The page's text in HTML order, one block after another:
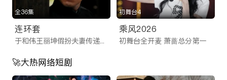
身在异国他乡，最让海外游子牵挂的往往是那一口熟悉的乡音和
家乡的文化脉搏。作为专为北美及全球用户量身打造的海外华人
影视网站，iTalkBB TV 深知您的需求。我们致力于解决海外版
版资源、高清流畅播放体验的海外看剧网址。无论您身处何地，
全36集
连环套
于和伟王丽坤假扮夫妻传递情报
初舞台4
乘风2026
初舞台全开麦 萧蔷总分第一
🚀大热网络短剧